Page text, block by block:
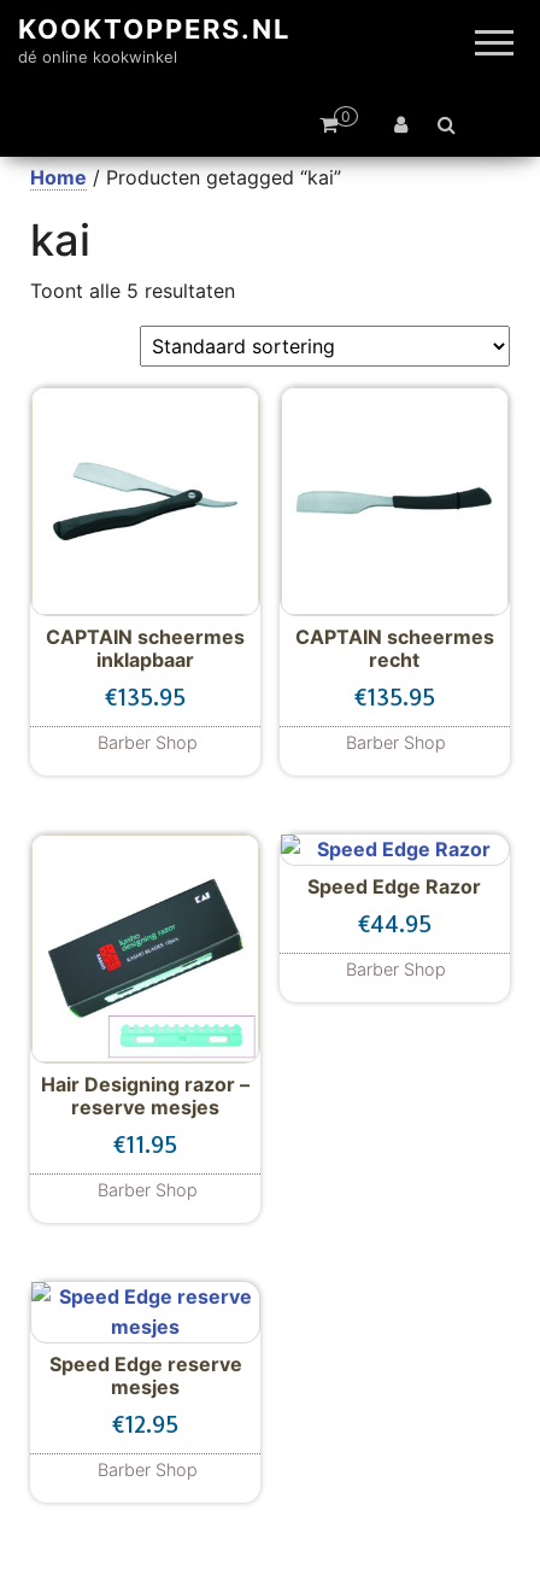
KOOKTOPPERS.NL
dé online kookwinkel
0
Home / Producten getagged “kai”
kai
Toont alle 5 resultaten
CAPTAIN scheermes
inklapbaar
€135.95
Barber Shop
CAPTAIN scheermes
recht
€135.95
Barber Shop
Hair Designing razor –
reserve mesjes
€11.95
Barber Shop
Speed Edge Razor
€44.95
Barber Shop
Speed Edge reserve
mesjes
€12.95
Barber Shop